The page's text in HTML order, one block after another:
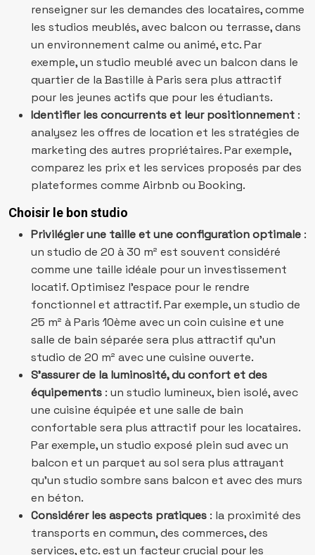
renseigner sur les demandes des locataires, comme
les studios meublés, avec balcon ou terrasse, dans
un environnement calme ou animé, etc. Par
exemple, un studio meublé avec un balcon dans le
quartier de la Bastille à Paris sera plus attractif
pour les jeunes actifs que pour les étudiants.
Identifier les concurrents et leur positionnement :
analysez les offres de location et les stratégies de
marketing des autres propriétaires. Par exemple,
comparez les prix et les services proposés par des
plateformes comme Airbnb ou Booking.
Choisir le bon studio
Privilégier une taille et une configuration optimale :
un studio de 20 à 30 m² est souvent considéré
comme une taille idéale pour un investissement
locatif. Optimisez l’espace pour le rendre
fonctionnel et attractif. Par exemple, un studio de
25 m² à Paris 10ème avec un coin cuisine et une
salle de bain séparée sera plus attractif qu’un
studio de 20 m² avec une cuisine ouverte.
S’assurer de la luminosité, du confort et des
équipements : un studio lumineux, bien isolé, avec
une cuisine équipée et une salle de bain
confortable sera plus attractif pour les locataires.
Par exemple, un studio exposé plein sud avec un
balcon et un parquet au sol sera plus attrayant
qu’un studio sombre sans balcon et avec des murs
en béton.
Considérer les aspects pratiques : la proximité des
transports en commun, des commerces, des
services, etc. est un facteur crucial pour les